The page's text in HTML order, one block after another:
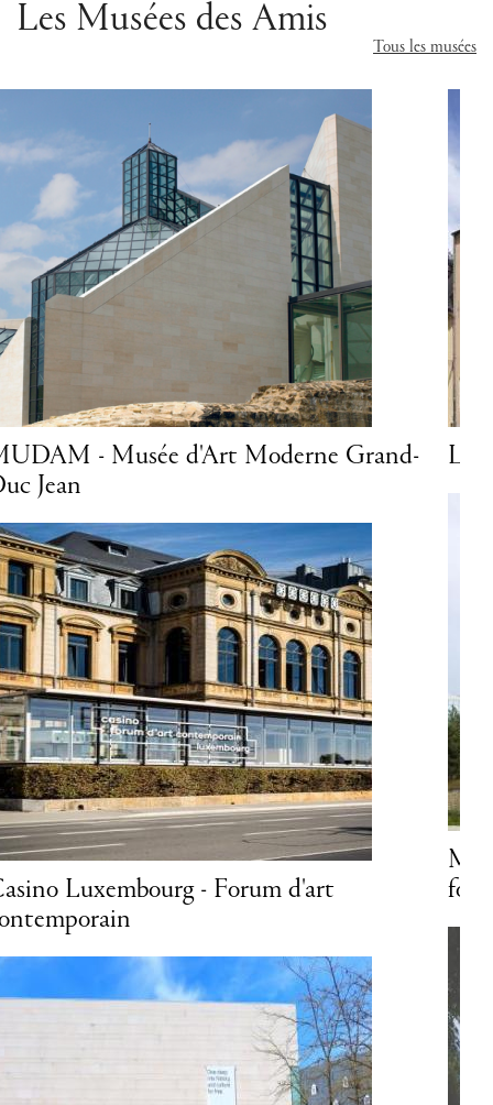
Les Musées des Amis
Lëtzebuerg City Museum
Musée Dräi Eecheen (Musée de la
forteresse)
Tous les musées